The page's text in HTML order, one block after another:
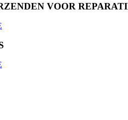
VOOR